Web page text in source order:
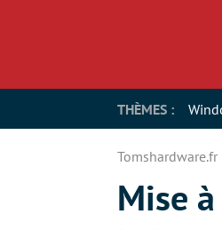
THÈMES :
Tomshardware.fr
Mise